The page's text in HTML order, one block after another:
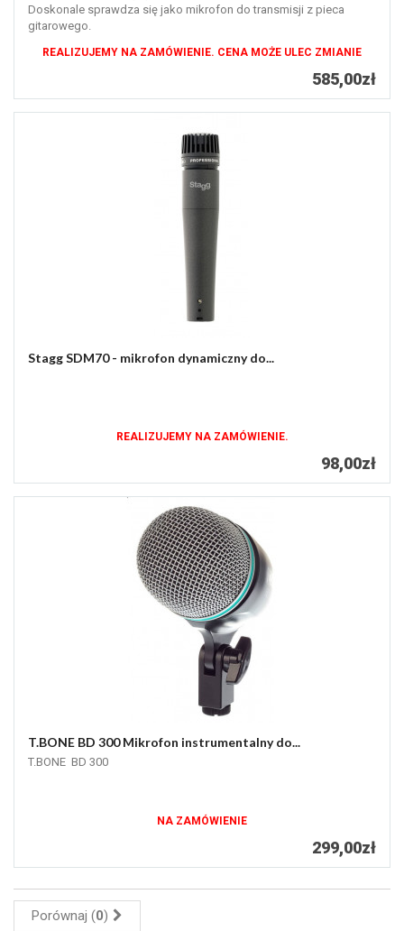
Doskonale sprawdza się jako mikrofon do transmisji z pieca
gitarowego.
REALIZUJEMY NA ZAMÓWIENIE. CENA MOŻE ULEC ZMIANIE
585,00zł
Stagg SDM70 - mikrofon dynamiczny do...
REALIZUJEMY NA ZAMÓWIENIE.
98,00zł
T.BONE BD 300 Mikrofon instrumentalny do...
T.BONE BD 300
NA ZAMÓWIENIE
299,00zł
Porównaj (0)